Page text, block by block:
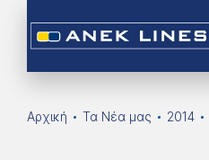
Αρχική Τα Νέα μας 2014